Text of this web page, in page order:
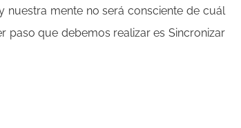
mente no será consciente de cuál
paso que debemos realizar es Sincronizar